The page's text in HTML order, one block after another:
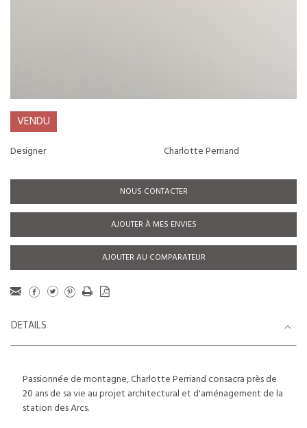
VENDU
Designer Charlotte Perriand
NOUS CONTACTER
AJOUTER À MES ENVIES
AJOUTER AU COMPARATEUR
DETAILS
Passionnée de montagne, Charlotte Perriand consacra près de
20 ans de sa vie au projet architectural et d'aménagement de la
station des Arcs.